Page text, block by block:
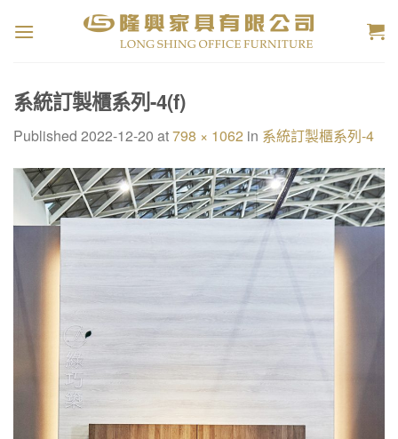
系統訂製櫃系列-4(f)
Published 2022-12-20 at798 × 1062 in 系統訂製櫃系列-4